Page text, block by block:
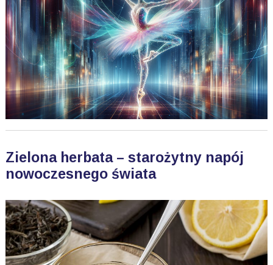
Zielona herbata – starożytny napój
nowoczesnego świata